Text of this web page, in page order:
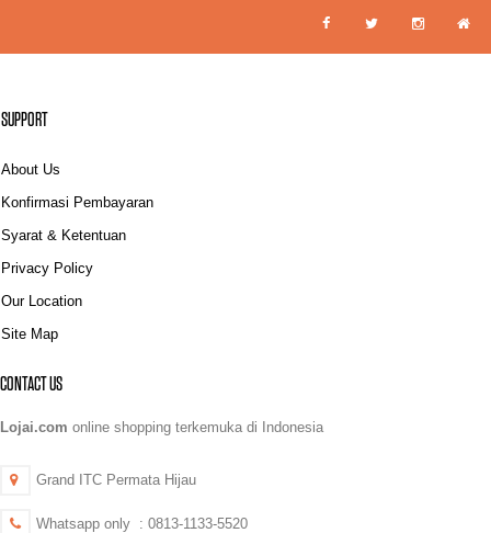
SUPPORT
About Us
Konfirmasi Pembayaran
Syarat & Ketentuan
Privacy Policy
Our Location
Site Map
CONTACT US
Lojai.com online shopping terkemuka di Indonesia
Grand ITC Permata Hijau
Whatsapp only : 0813-1133-5520